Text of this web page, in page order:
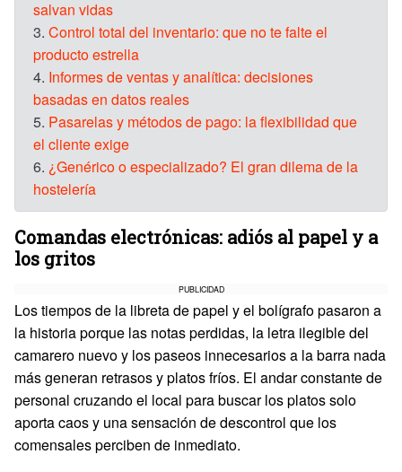
salvan vidas
3. Control total del inventario: que no te falte el
producto estrella
4. Informes de ventas y analítica: decisiones
basadas en datos reales
5. Pasarelas y métodos de pago: la flexibilidad que
el cliente exige
6. ¿Genérico o especializado? El gran dilema de la
hostelería
Comandas electrónicas: adiós al papel y a
los gritos
PUBLICIDAD
Los tiempos de la libreta de papel y el bolígrafo pasaron a
la historia porque las notas perdidas, la letra ilegible del
camarero nuevo y los paseos innecesarios a la barra nada
más generan retrasos y platos fríos. El andar constante de
personal cruzando el local para buscar los platos solo
aporta caos y una sensación de descontrol que los
comensales perciben de inmediato.